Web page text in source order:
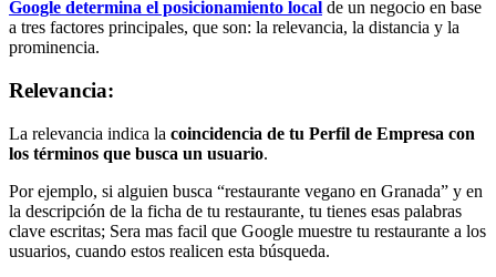
Google determina el posicionamiento local de un negocio en base
a tres factores principales, que son: la relevancia, la distancia y la
prominencia.
Relevancia:
La relevancia indica la coincidencia de tu Perfil de Empresa con
los términos que busca un usuario.
Por ejemplo, si alguien busca “restaurante vegano en Granada” y en
la descripción de la ficha de tu restaurante, tu tienes esas palabras
clave escritas; Sera mas facil que Google muestre tu restaurante a los
usuarios, cuando estos realicen esta búsqueda.